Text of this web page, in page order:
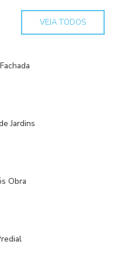
VEJA TODOS
Jardins
Obra